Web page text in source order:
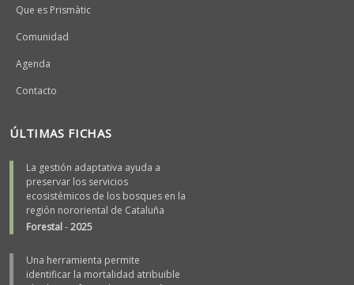
Que es Prismàtic
Comunidad
Agenda
Contacto
ÚLTIMAS FICHAS
La gestión adaptativa ayuda a
preservar los servicios
ecosistémicos de los bosques en la
región nororiental de Cataluña
Forestal-2025
Una herramienta permite
identificar la mortalidad atribuible